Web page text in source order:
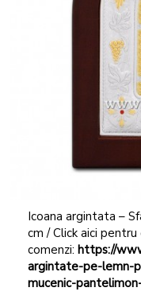
Icoana argintata –
cm / Click aici
comenzi: https://
argintate-pe-lemn-
mucenic-